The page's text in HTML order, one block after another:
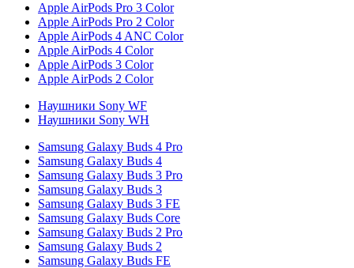
Apple AirPods Pro 3 Color
Apple AirPods Pro 2 Color
Apple AirPods 4 ANC Color
Apple AirPods 4 Color
Apple AirPods 3 Color
Apple AirPods 2 Color
Наушники Sony WF
Наушники Sony WH
Samsung Galaxy Buds 4 Pro
Samsung Galaxy Buds 4
Samsung Galaxy Buds 3 Pro
Samsung Galaxy Buds 3
Samsung Galaxy Buds 3 FE
Samsung Galaxy Buds Core
Samsung Galaxy Buds 2 Pro
Samsung Galaxy Buds 2
Samsung Galaxy Buds FE